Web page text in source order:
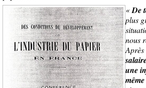
«De
plus
nous
Après
une